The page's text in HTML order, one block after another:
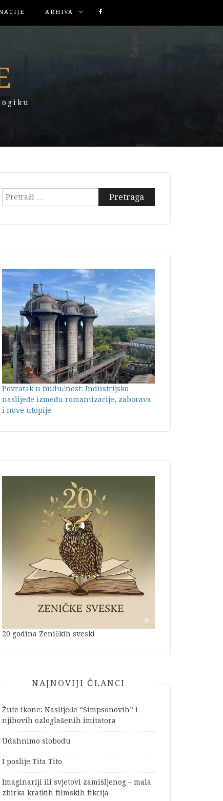
ARHIVA
Pretraga:
Povratak u budućnost: Industrijsko
naslijeđe između romantizacije, zaborava
i nove utopije
20 godina Zeničkih sveski
NAJNOVIJI ČLANCI
Žute ikone: Naslijeđe “Simpsonovih” i
njihovih ozloglašenih imitatora
Udahnimo slobodu
I poslije Tita Tito
Imaginariji ili svjetovi zamišljenog – mala
zbirka kratkih filmskih fikcija